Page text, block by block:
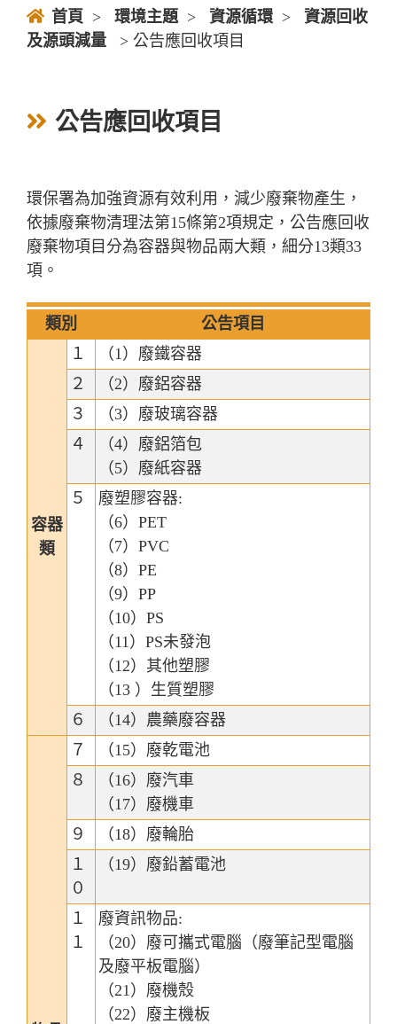
首頁 > 環境主題 > 資源循環 >
資源回收
及源頭減量
> 公告應回收項目
公告應回收項目
環保署為加強資源有效利用，減少廢棄物產生，
依據廢棄物清理法第15條第2項規定，公告應回收
廢棄物項目分為容器與物品兩大類，細分13類33
項。
類別 公告項目
容器
類
１
（1）廢鐵容器
２
（2）廢鋁容器
３
（3）廢玻璃容器
４
（4）廢鋁箔包
（5）廢紙容器
５
廢塑膠容器:
（6）PET
（7）PVC
（8）PE
（9）PP
（10）PS
（11）PS未發泡
（12）其他塑膠
（13 ）生質塑膠
６
（14）農藥廢容器
７
（15）廢乾電池
８
（16）廢汽車
（17）廢機車
９
（18）廢輪胎
１
０
（19）廢鉛蓄電池
１
１
廢資訊物品:
（20）廢可攜式電腦（廢筆記型電腦
及廢平板電腦）
（21）廢機殼
（22）廢主機板